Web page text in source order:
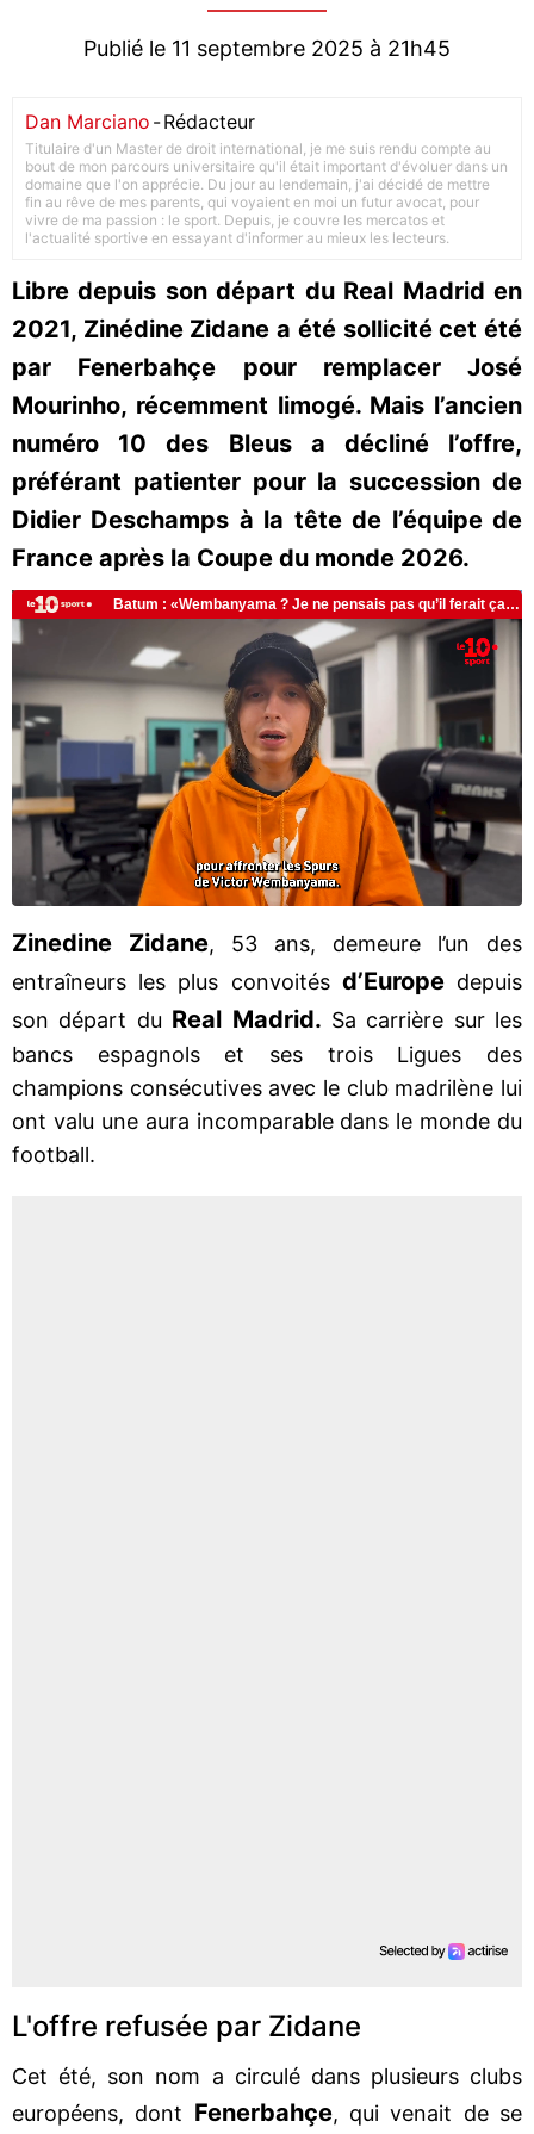
Publié le 11 septembre 2025 à 21h45
Dan Marciano -Rédacteur
Titulaire d'un Master de droit international, je me suis rendu compte au
bout de mon parcours universitaire qu'il était important d'évoluer dans un
domaine que l'on apprécie. Du jour au lendemain, j'ai décidé de mettre
fin au rêve de mes parents, qui voyaient en moi un futur avocat, pour
vivre de ma passion : le sport. Depuis, je couvre les mercatos et
l'actualité sportive en essayant d'informer au mieux les lecteurs.
Libre depuis son départ du Real Madrid en
2021, Zinédine Zidane a été sollicité cet été
par Fenerbahçe pour remplacer José
Mourinho, récemment limogé. Mais l’ancien
numéro 10 des Bleus a décliné l’offre,
préférant patienter pour la succession de
Didier Deschamps à la tête de l’équipe de
France après la Coupe du monde 2026.
Zinedine Zidane, 53 ans, demeure l’un des
entraîneurs les plus convoités d’Europedepuis
son départ du Real Madrid. Sa carrière sur les
bancs espagnols et ses trois Ligues des
champions consécutives avec le club madrilène lui
ont valu une aura incomparable dans le monde du
football.
L'offre refusée par Zidane
Cet été, son nom a circulé dans plusieurs clubs
européens, dont Fenerbahçe, qui venait de se